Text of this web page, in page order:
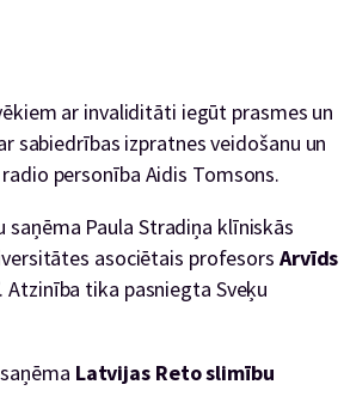
ar invaliditāti iegūt prasmes un
sabiedrības izpratnes veidošanu un
personība Aidis Tomsons.
Paula Stradiņa klīniskās
asociētais profesors Arvīds
Atzinība tika pasniegta Sveķu
Latvijas Reto slimību